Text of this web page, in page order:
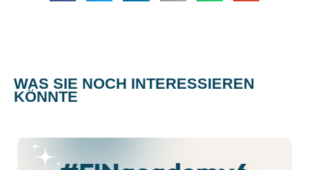
WAS SIE NOCH INTERESSIEREN
KÖNNTE